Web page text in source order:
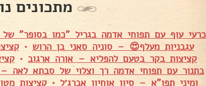
מתכונים
כרעי עוף עם תפוחי אדמה בגריל "כמו בסופר"
עגבניות מעלף😍 – סוניה סאני בן הרוש •
קציצות בקר בטעם להפליא – אורה ארגוב •
בתנור עם תפוחי אדמה רך וצלוי של סבתא לאה
ומיני תפו"א – סיון אוחיון אברג׳ל •קציצות